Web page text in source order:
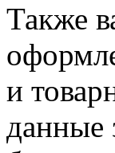
Также
и
данные